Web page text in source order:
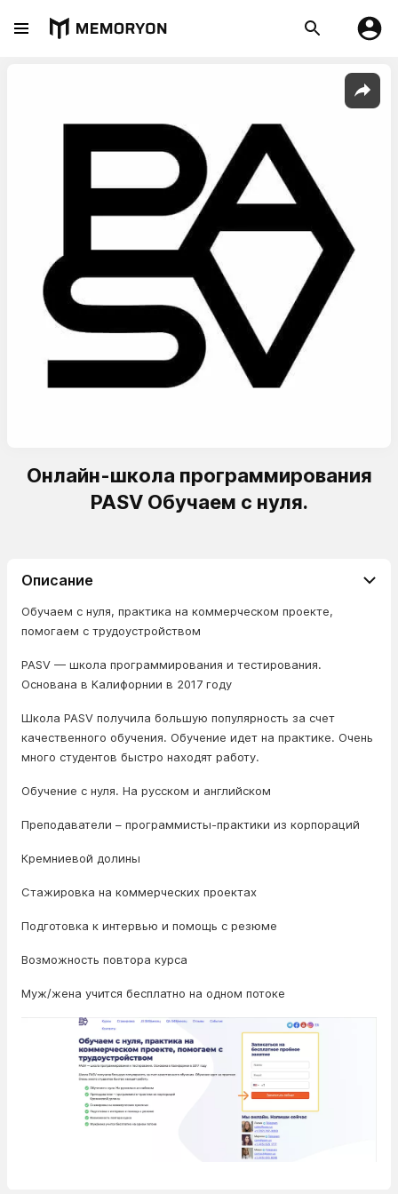
Онлайн-школа программирования
PASV Обучаем с нуля.
Описание
Обучаем с нуля, практика на коммерческом проекте,
помогаем с трудоустройством
PASV — школа программирования и тестирования.
Основана в Калифорнии в 2017 году
Школа PASV получила большую популярность за счет
качественного обучения. Обучение идет на практике. Очень
много студентов быстро находят работу.
Обучение с нуля. На русском и английском
Преподаватели – программисты-практики из корпораций
Кремниевой долины
Стажировка на коммерческих проектах
Подготовка к интервью и помощь с резюме
Возможность повтора курса
Муж/жена учится бесплатно на одном потоке